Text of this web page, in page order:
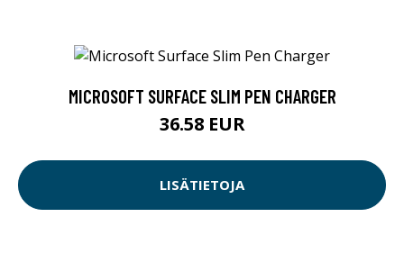
MICROSOFT SURFACE SLIM PEN CHARGER
36.58 EUR
LISÄTIETOJA